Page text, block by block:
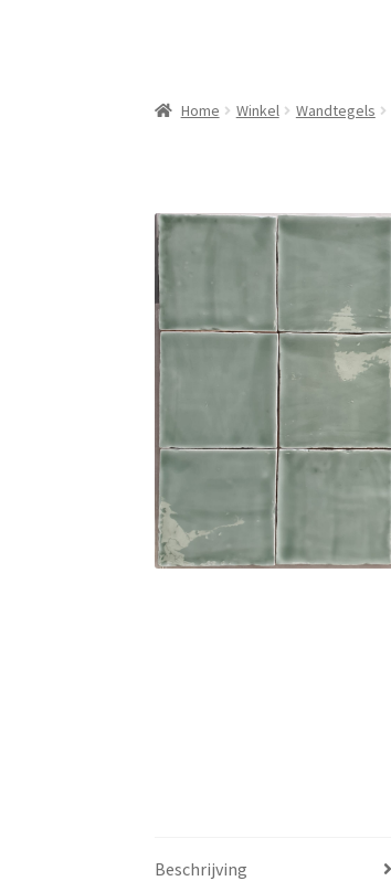
Home Winkel Wandtegels
Beschrijving